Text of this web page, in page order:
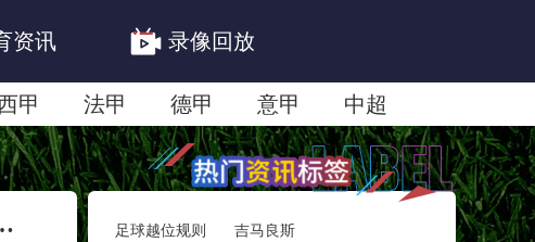
资讯 录像回放
甲 法甲 德甲 意甲 中超
级联赛赛程安排 亚冠精英首轮赛况
16强 哈兰德双响制胜 足球越位规则 吉马良斯